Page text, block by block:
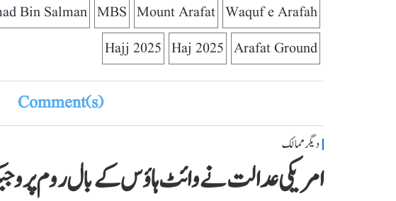
Waquf e Arafah
Mount Arafat
MBS
Bin Salman
Arafat Ground
Haj 2025
Hajj 2025
Comment(s)
دیگر ممالک
امریکی عدالت نے وائٹ ہاؤس کے بال روم